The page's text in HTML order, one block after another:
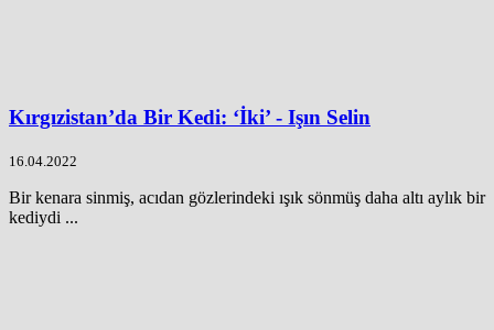
Kırgızistan’da Bir Kedi: ‘İki’ - Işın Selin
16.04.2022
Bir kenara sinmiş, acıdan gözlerindeki ışık sönmüş daha altı aylık bir
kediydi ...